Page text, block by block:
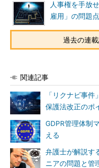
人事権を手放
雇用」の問題
過去の連
関連記事
「リクナビ事
保護法改正のポ
GDPR管理体制
える
弁護士が解説す
ニアの問題と管